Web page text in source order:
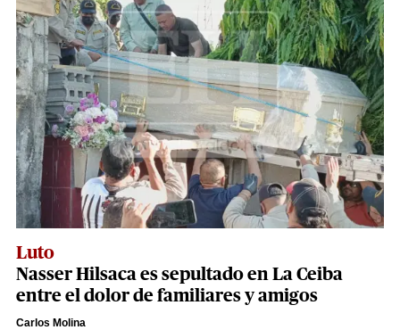
Luto
Nasser Hilsaca es sepultado en La Ceiba
entre el dolor de familiares y amigos
Carlos Molina